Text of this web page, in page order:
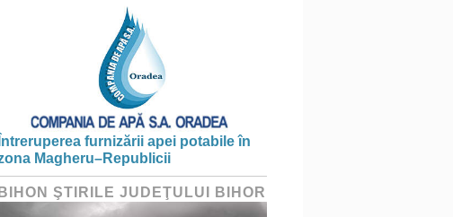
Întreruperea furnizării apei potabile în
Magheru–Republicii
BIHON ŞTIRILE JUDEŢULUI BIHOR